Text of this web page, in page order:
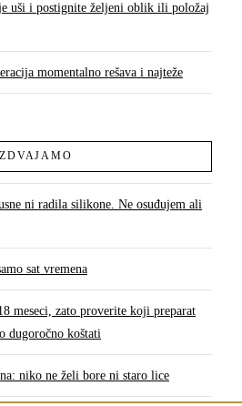
uši i postignite željeni oblik ili položaj
momentalno rešava i najteže
ni radila silikone. Ne osuđujem ali
sat vremena
meseci, zato proverite koji preparat
dugoročno koštati
niko ne želi bore ni staro lice